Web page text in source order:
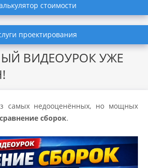
стоимости
проектирования
ВИДЕОУРОК УЖЕ
самых недооценённых, но мощных
сравнение сборок.